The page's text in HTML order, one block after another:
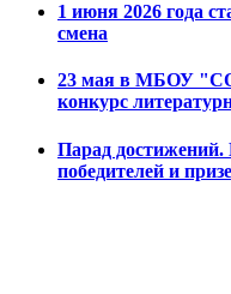
1 июня 2026 года
смена
23 мая в МБОУ
конкурс
Парад
победителей и